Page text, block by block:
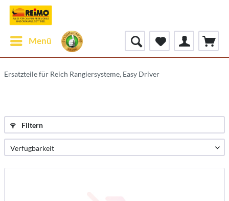
Menü
Ersatzteile für Reich Rangiersysteme, Easy Driver
Filtern